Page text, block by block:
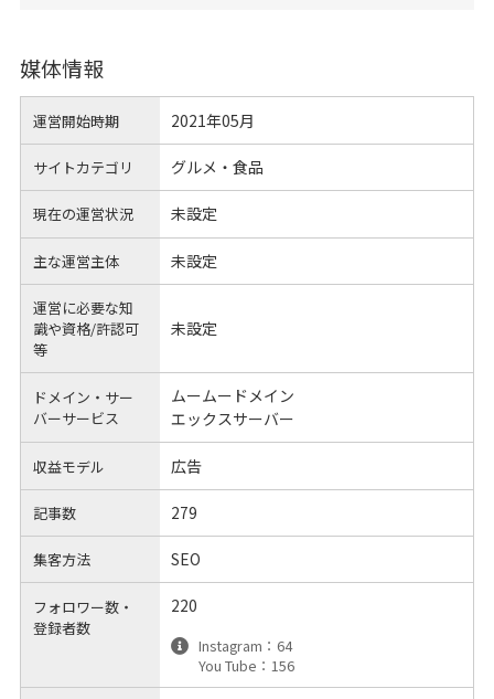
媒体情報
運営開始時期 2021年05月
サイトカテゴリ グルメ・食品
現在の運営状況 未設定
主な運営主体 未設定
運営に必要な知
識や資格/許認可
等
未設定
ドメイン・サー
バーサービス
ムームードメイン
エックスサーバー
収益モデル 広告
記事数 279
集客方法 SEO
フォロワー数・
登録者数
220
Instagram：64
You Tube：156